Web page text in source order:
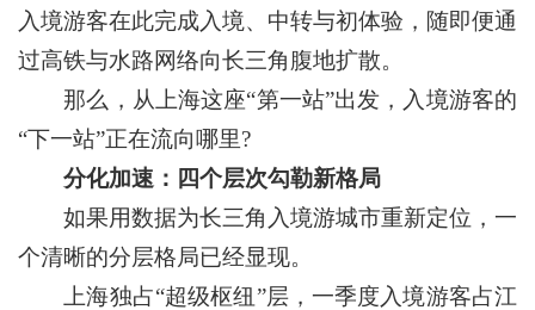
入境游客在此完成入境、中转与初体验，随即便通
过高铁与水路网络向长三角腹地扩散。
那么，从上海这座“第一站”出发，入境游客的
“下一站”正在流向哪里?
分化加速：四个层次勾勒新格局
如果用数据为长三角入境游城市重新定位，一
个清晰的分层格局已经显现。
上海独占“超级枢纽”层，一季度入境游客占江